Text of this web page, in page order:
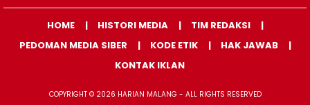
HOME HISTORI MEDIA
TIM REDAKSI
PEDOMAN MEDIA SIBER
KODE ETIK
HAK JAWAB
KONTAK IKLAN
COPYRIGHT © 2026 HARIAN MALANG - ALL RIGHTS RESERVED